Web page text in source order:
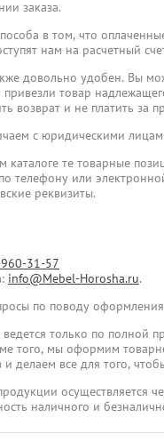
заказа.
в том, что
нам на расчетный
довольно удобен. Вы
товар
возврат и не платить за
с юридическими
каталоге те товарные
телефону или
реквизиты.
31-57
info@Mebel-Horosha.ru.
по поводу
только по полной
того, мы оформим
делаем все для того,
осуществляется
наличного и